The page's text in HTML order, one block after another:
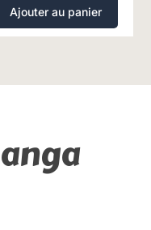
Ajouter au panier